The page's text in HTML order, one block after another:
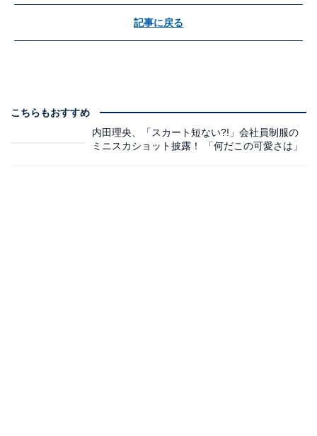
記事に戻る
こちらもおすすめ
内田理央、「スカート短ない?!」会社員制服の
ミニスカショット披露！ 「何だこの可愛さは」